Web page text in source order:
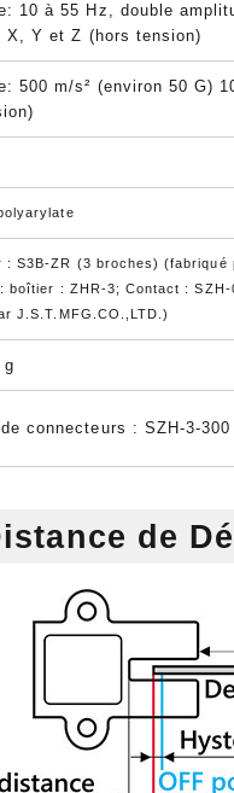
10 à 55 Hz, double
X, Y et Z (hors tension)
500 m/s² (environ 50 G)
:S3B-ZR (3 broches) (fabriqué
boîtier : ZHR-3; Contact :SZH-
J.S.T.MFG.CO.,LTD.)
g
connecteurs : SZH-3-300
de